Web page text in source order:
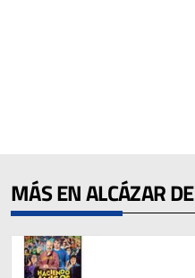
MÁS EN ALCÁZAR